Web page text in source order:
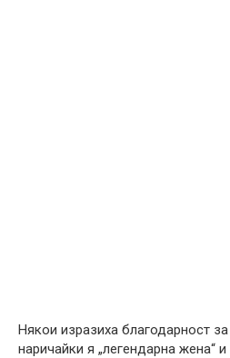
Някои изразиха благодарност
наричайки я „легендарна жена“